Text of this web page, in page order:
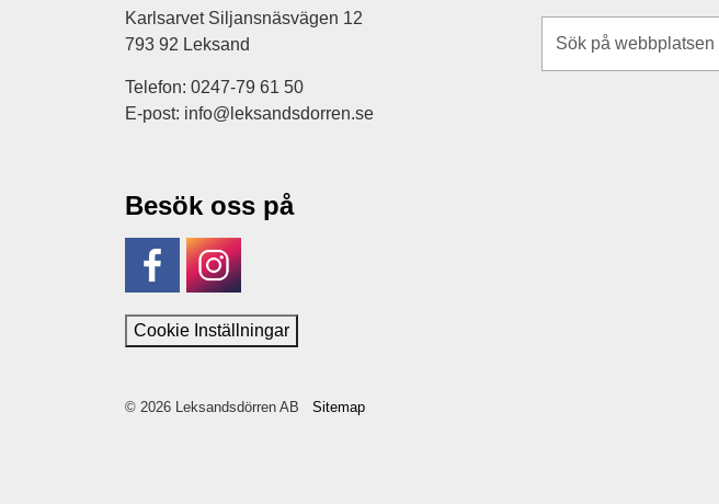
Karlsarvet Siljansnäsvägen 12
793 92 Leksand
Telefon: 0247-79 61 50
E-post: info@leksandsdorren.se
Besök oss på
FacebookInstagram
Cookie Inställningar
© 2026 Leksandsdörren AB Sitemap